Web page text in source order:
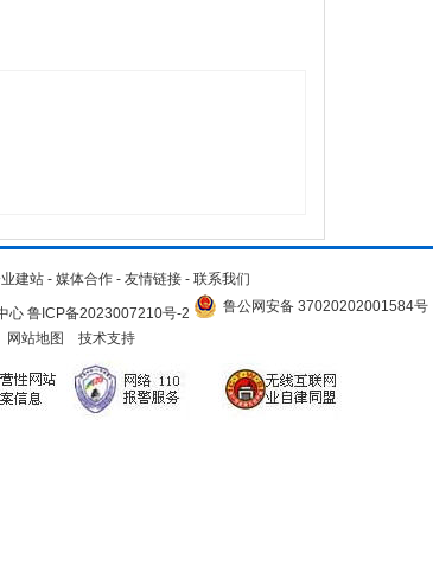
建站 - 媒体合作 - 友情链接 - 联系我们
心 鲁ICP备2023007210号-2
鲁公网安备 37020202001584号
网站地图 技术支持